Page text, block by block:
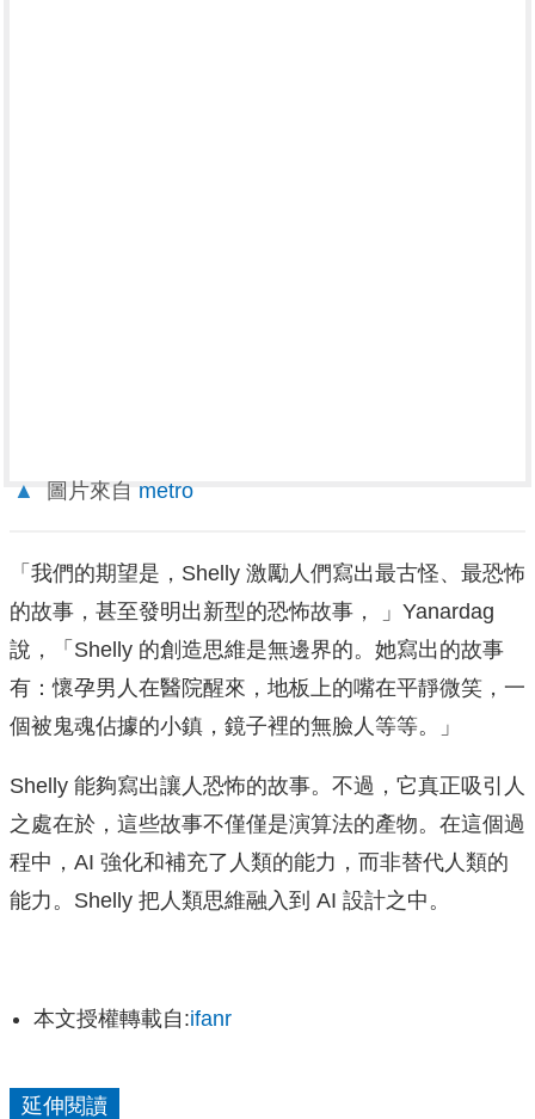
▲ 圖片來自 metro
「我們的期望是，Shelly 激勵人們寫出最古怪、最恐怖
的故事，甚至發明出新型的恐怖故事， 」Yanardag
說，「Shelly 的創造思維是無邊界的。她寫出的故事
有：懷孕男人在醫院醒來，地板上的嘴在平靜微笑，一
個被鬼魂佔據的小鎮，鏡子裡的無臉人等等。」
Shelly 能夠寫出讓人恐怖的故事。不過，它真正吸引人
之處在於，這些故事不僅僅是演算法的產物。在這個過
程中，AI 強化和補充了人類的能力，而非替代人類的
能力。Shelly 把人類思維融入到 AI 設計之中。
本文授權轉載自:ifanr
延伸閱讀